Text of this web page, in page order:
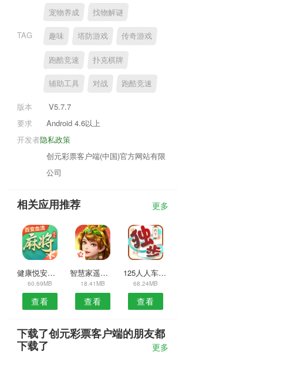
宠物养成 找物解谜
TAG 趣味 塔防游戏 传奇游戏
跑酷竞速 扑克棋牌
辅助工具 对战 跑酷竞速
版本
V5.7.7
要求
Android 4.6以上
隐私政策
开发者
创元彩票客户端(中国)官方网站有限
公司
相关应用推荐 更多
健康悦安卓版
60.69MB
查看
智慧家遥控器安卓版
18.41MB
查看
125人人车库APP
68.24MB
查看
下载了创元彩票客户端的朋友都
下载了
更多